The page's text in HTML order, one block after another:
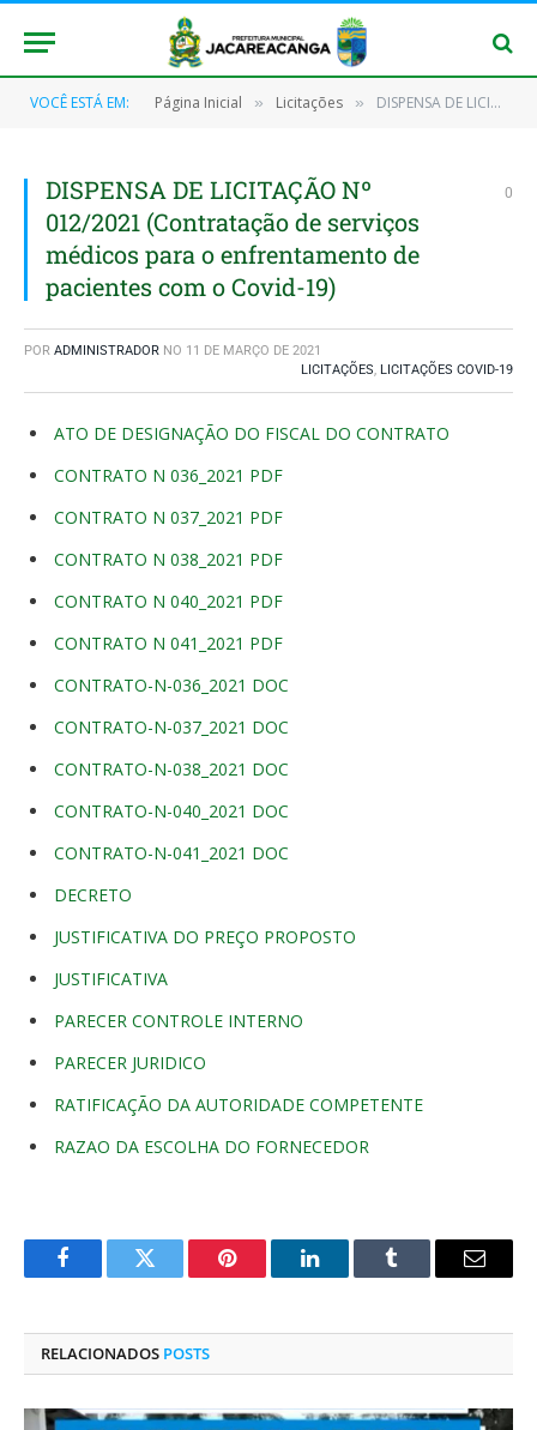
VOCÊ ESTÁ EM: Página Inicial » Licitações » DISPENSA DE LICITAÇÃO Nº 012/2021 (Contratação de serviços médicos para o enfrentamento de pacientes com o Covid-19)
DISPENSA DE LICITAÇÃO Nº
012/2021 (Contratação de serviços
médicos para o enfrentamento de
pacientes com o Covid-19)
0
POR ADMINISTRADOR NO 11 DE MARÇO DE 2021
LICITAÇÕES, LICITAÇÕES COVID-19
ATO DE DESIGNAÇÃO DO FISCAL DO CONTRATO
CONTRATO N 036_2021 PDF
CONTRATO N 037_2021 PDF
CONTRATO N 038_2021 PDF
CONTRATO N 040_2021 PDF
CONTRATO N 041_2021 PDF
CONTRATO-N-036_2021 DOC
CONTRATO-N-037_2021 DOC
CONTRATO-N-038_2021 DOC
CONTRATO-N-040_2021 DOC
CONTRATO-N-041_2021 DOC
DECRETO
JUSTIFICATIVA DO PREÇO PROPOSTO
JUSTIFICATIVA
PARECER CONTROLE INTERNO
PARECER JURIDICO
RATIFICAÇÃO DA AUTORIDADE COMPETENTE
RAZAO DA ESCOLHA DO FORNECEDOR
FacebookTwitter Pinterest O
Tumblr
E-
RELACIONADOS POSTS